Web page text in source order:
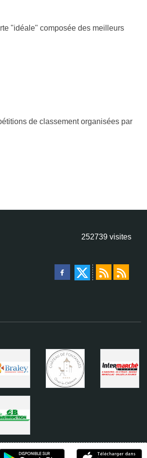
"idéale" composée des meilleurs
de classement organisées par
252739 visites